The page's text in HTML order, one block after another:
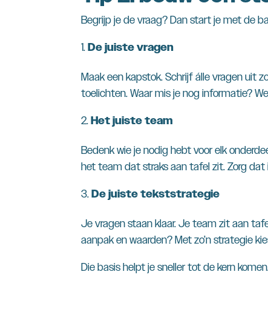
Begrijp je de vraag? Dan start je met de
De juiste vragen
Maak een kapstok. Schrijf álle vragen uit
toelichten. Waar mis je nog informatie?
Het juiste team
Bedenk wie je nodig hebt voor elk
het team dat straks aan tafel zit. Zorg dat
De juiste tekststrategie
Je vragen staan klaar. Je team zit aan
aanpak en waarden? Met zo’n strategie
Die basis helpt je sneller tot de kern